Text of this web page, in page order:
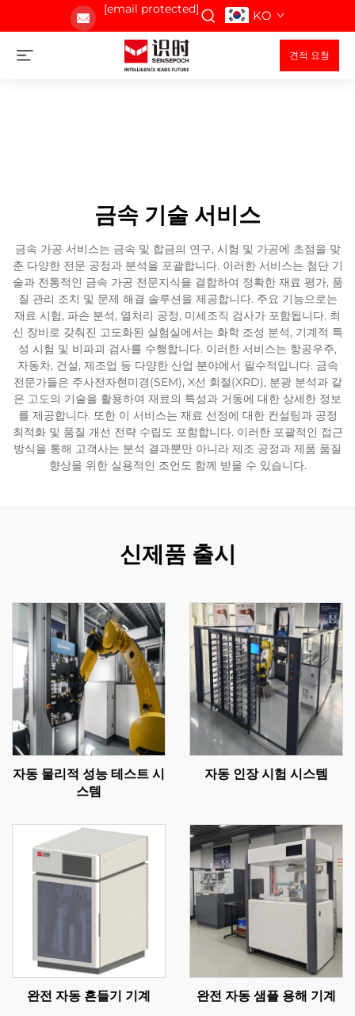
[email protected] KO
견적 요청
금속 기술 서비스
금속 가공 서비스는 금속 및 합금의 연구, 시험 및 가공에 초점을 맞
춘 다양한 전문 공정과 분석을 포괄합니다. 이러한 서비스는 첨단 기
술과 전통적인 금속 가공 전문지식을 결합하여 정확한 재료 평가, 품
질 관리 조치 및 문제 해결 솔루션을 제공합니다. 주요 기능으로는
재료 시험, 파손 분석, 열처리 공정, 미세조직 검사가 포함됩니다. 최
신 장비로 갖춰진 고도화된 실험실에서는 화학 조성 분석, 기계적 특
성 시험 및 비파괴 검사를 수행합니다. 이러한 서비스는 항공우주,
자동차, 건설, 제조업 등 다양한 산업 분야에서 필수적입니다. 금속
전문가들은 주사전자현미경(SEM), X선 회절(XRD), 분광 분석과 같
은 고도의 기술을 활용하여 재료의 특성과 거동에 대한 상세한 정보
를 제공합니다. 또한 이 서비스는 재료 선정에 대한 컨설팅과 공정
최적화 및 품질 개선 전략 수립도 포함합니다. 이러한 포괄적인 접근
방식을 통해 고객사는 분석 결과뿐만 아니라 제조 공정과 제품 품질
향상을 위한 실용적인 조언도 함께 받을 수 있습니다.
신제품 출시
자동 물리적 성능 테스트 시
스템
자동 인장 시험 시스템
완전 자동 흔들기 기계 완전 자동 샘플 용해 기계